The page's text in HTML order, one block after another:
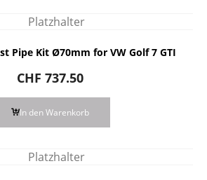
Pipe Kit Ø70mm for VW Golf 7 GTI
CHF 737.50
In den Warenkorb